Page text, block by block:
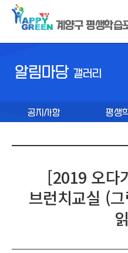
계양구 평생학습
알림마당 갤러리
공지사항 평생
[2019 오다
브런치교실 (